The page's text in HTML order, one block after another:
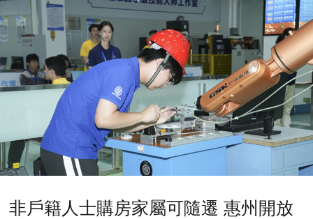
非戶籍人士購房家屬可隨遷 惠州開放